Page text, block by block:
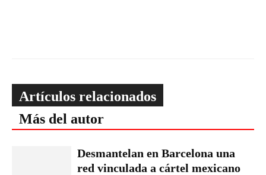
Artículos relacionados
Más del autor
Desmantelan en Barcelona una
red vinculada a cártel mexicano